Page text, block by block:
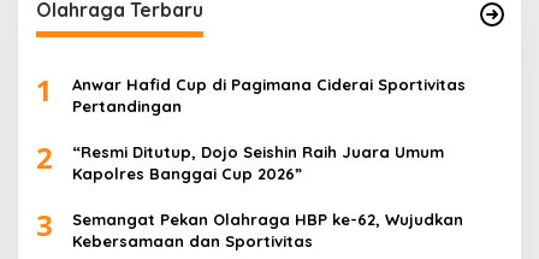
Olahraga Terbaru
1
Anwar Hafid Cup di Pagimana Ciderai Sportivitas
Pertandingan
2
“Resmi Ditutup, Dojo Seishin Raih Juara Umum
Kapolres Banggai Cup 2026”
3
Semangat Pekan Olahraga HBP ke-62, Wujudkan
Kebersamaan dan Sportivitas